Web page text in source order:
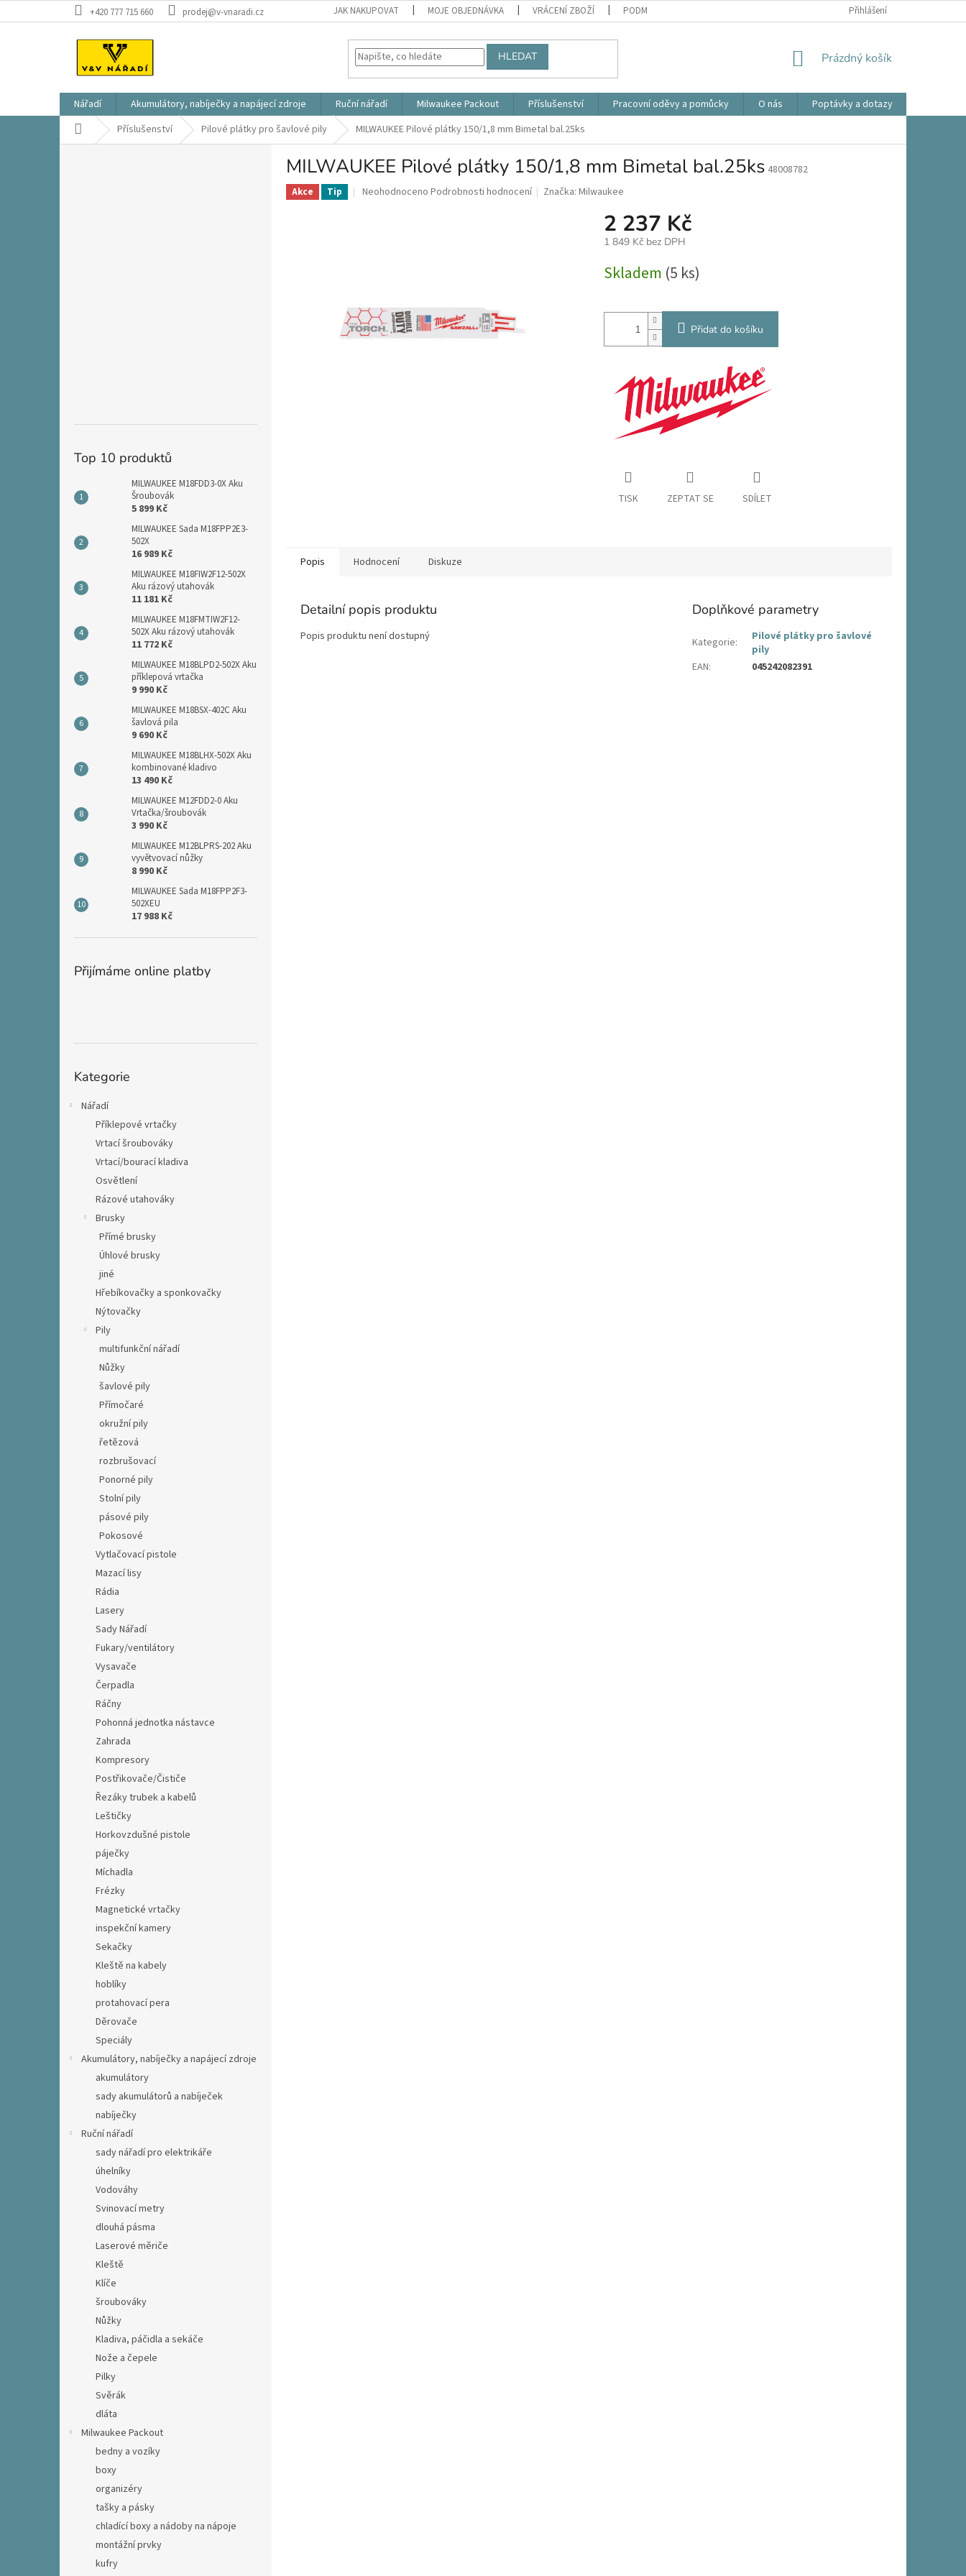
na
+420 777 715 660 prodej@v-vnaradi.cz JAK NAKUPOVAT MOJE OBJEDNÁVKA VRÁCENÍ ZBOŽÍ PODMÍNKY OCHRANY OSOBNÍCH ÚDAJŮ OBCHODNÍ PODMÍNKY
Přihlášení
HLEDAT
NÁKUPNÍ
Prázdný košík
Nářadí Akumulátory, nabíječky a napájecí zdroje Ruční nářadí Milwaukee Packout Příslušenství Pracovní oděvy a pomůcky O nás Poptávky a dotazy
Domů Příslušenství Pilové plátky pro šavlové pily MILWAUKEE Pilové plátky 150/1,8 mm Bimetal bal.25ks
Top 10 produktů
MILWAUKEE M18FDD3-0X Aku
Šroubovák
5 899 Kč
MILWAUKEE Sada M18FPP2E3-
502X
16 989 Kč
MILWAUKEE M18FIW2F12-502X
Aku rázový utahovák
11 181 Kč
MILWAUKEE M18FMTIW2F12-
502X Aku rázový utahovák
11 772 Kč
MILWAUKEE M18BLPD2-502X Aku
příklepová vrtačka
9 990 Kč
MILWAUKEE M18BSX-402C Aku
šavlová pila
9 690 Kč
MILWAUKEE M18BLHX-502X Aku
kombinované kladivo
13 490 Kč
MILWAUKEE M12FDD2-0 Aku
Vrtačka/šroubovák
3 990 Kč
MILWAUKEE M12BLPRS-202 Aku
vyvětvovací nůžky
8 990 Kč
MILWAUKEE Sada M18FPP2F3-
502XEU
17 988 Kč
Přijímáme online platby
kategorie
Kategorie
Nářadí
Příklepové vrtačky
Vrtací šroubováky
Vrtací/bourací kladiva
Osvětlení
Rázové utahováky
Brusky
Přímé brusky
Úhlové brusky
jiné
Hřebíkovačky a sponkovačky
Nýtovačky
Pily
multifunkční nářadí
Nůžky
šavlové pily
Přímočaré
okružní pily
řetězová
rozbrušovací
Ponorné pily
Stolní pily
pásové pily
Pokosové
Vytlačovací pistole
Mazací lisy
Rádia
Lasery
Sady Nářadí
Fukary/ventilátory
Vysavače
Čerpadla
Ráčny
Pohonná jednotka nástavce
Zahrada
Kompresory
Postřikovače/Čističe
Řezáky trubek a kabelů
Leštičky
Horkovzdušné pistole
páječky
Míchadla
Frézky
Magnetické vrtačky
inspekční kamery
Sekačky
Kleště na kabely
hoblíky
protahovací pera
Děrovače
Speciály
Akumulátory, nabíječky a napájecí zdroje
akumulátory
sady akumulátorů a nabíječek
nabíječky
Ruční nářadí
sady nářadí pro elektrikáře
úhelníky
Vodováhy
Svinovací metry
dlouhá pásma
Laserové měriče
Kleště
Klíče
šroubováky
Nůžky
Kladiva, páčidla a sekáče
Nože a čepele
Pilky
Svěrák
dláta
Milwaukee Packout
bedny a vozíky
boxy
organizéry
tašky a pásky
chladící boxy a nádoby na nápoje
montážní prvky
kufry
MILWAUKEE Pilové plátky 150/1,8 mm Bimetal bal.25ks 48008782
Akce Tip
Průměrné
Neohodnoceno Podrobnosti hodnocení Značka:Milwaukee
2 237 Kč
1 849 Kč bez DPH
cena:
Skladem (5 ks)
Přidat do košíku
TISK ZEPTAT SE SDÍLET
Popis Hodnocení Diskuze
Detailní popis produktu
Popis produktu není dostupný
Doplňkové parametry
Kategorie:
Pilové plátky pro šavlové
pily
EAN: 045242082391